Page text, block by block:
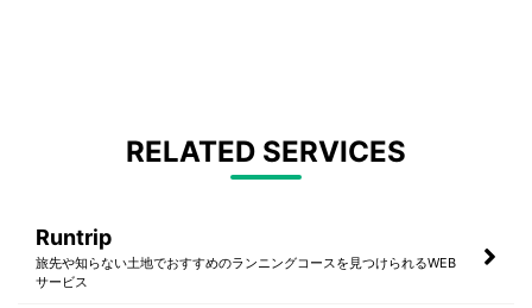
RELATED SERVICES
Runtrip
旅先や知らない土地でおすすめのランニングコースを見つけられるWEB
サービス